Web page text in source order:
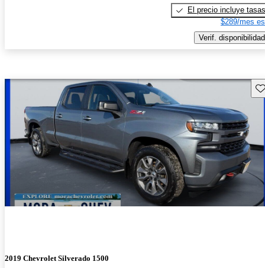
El precio incluye tasas
$289/mes
Verif. disponibilidad
2019 Chevrolet Silverado 1500